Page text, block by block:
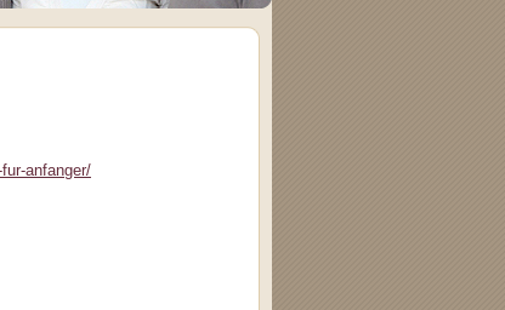
anfanger/